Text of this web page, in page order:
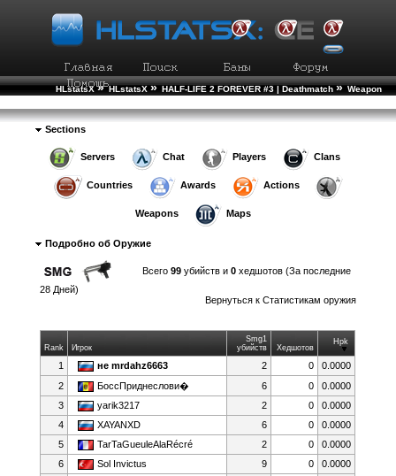
HLstatsX » HLstatsX » HALF-LIFE 2 FOREVER #3 | Deathmatch » Weapon
Sections
Servers Chat Players Clans
Countries Awards Actions
Weapons Maps
Подробно об Оружие
Всего99 убийств и0 хедшотов (За последние
28 Дней)
Вернуться к Статистикам оружия
Rank Игрок
Smg1
убийств
Хедшотов
Hpk
1 нe mrdahz6663 2 0
0.0000
2
БоссПриднеслови� 6 0
0.0000
3
yarik3217 2 0
0.0000
4
XAYANXD 6 0
0.0000
5
TarTaGueuleAlaRécré 2 0
0.0000
6
Sol Invictus 9 0
0.0000